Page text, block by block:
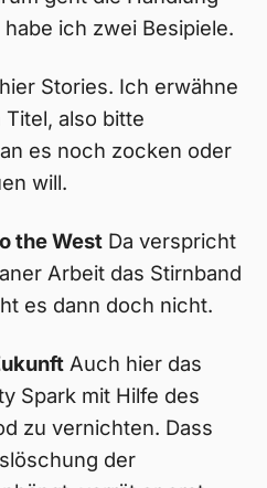
ich zwei Besipiele.
Stories. Ich erwähne
also bitte
es noch zocken oder
will.
the West Da verspricht
Arbeit das Stirnband
es dann doch nicht.
Auch hier das
Spark mit Hilfe des
zu vernichten. Dass
der